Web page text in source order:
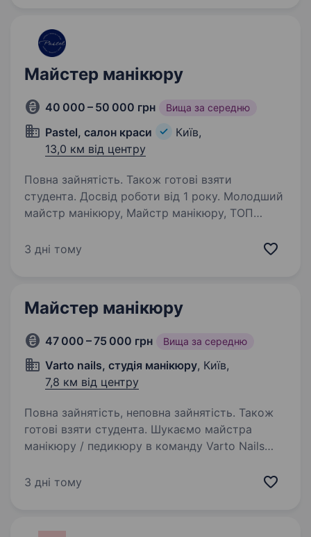
внутрішній…
Майстер манікюру
40 000 – 50 000 грн Вища за середню
Pastel, салон краси
Київ,
13,0 км від центру
Повна зайнятість. Також готові взяти
студента. Досвід роботи від 1 року. Молодший
майстр манікюру, Майстр манікюру, ТОП
Академмістечко, вул. Миколи Ушакова, 1В
3 дні тому
Майстер манікюру
47 000 – 75 000 грн Вища за середню
Varto nails, студія манікюру, Київ,
7,8 км від центру
Повна зайнятість, неповна зайнятість. Також
готові взяти студента. Шукаємо майстра
манікюру / педикюру в команду Varto Nails
записів», а реально заробляти, рости
3 дні тому